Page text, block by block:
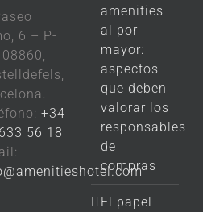
6 – P-
+34
56 18
amenities
al por
mayor:
aspectos
que deben
valorar los
responsables
de
compras
El papel